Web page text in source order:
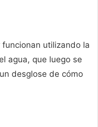
utilizando la
agua, que luego se
desglose de cómo